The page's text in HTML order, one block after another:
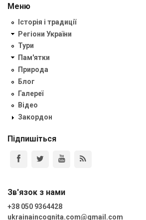
Меню
Історія і традиції
Регіони України
Тури
Пам'ятки
Природа
Блог
Галереї
Відео
Закордон
Підпишіться
Зв'язок з нами
+38 050 9364428
ukrainaincognita.com@gmail.com